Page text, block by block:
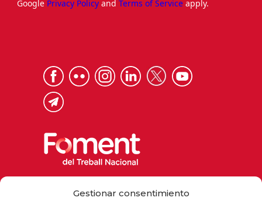
Gestionar consentimiento
Google Privacy Policy and Terms of Service apply.